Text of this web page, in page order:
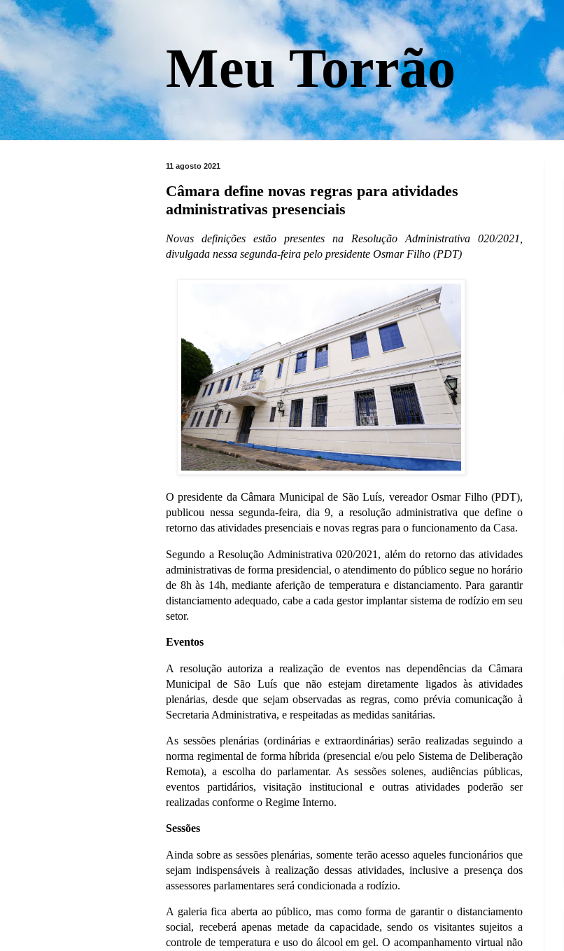
Meu Torrão
11 agosto 2021
Câmara define novas regras para atividades
administrativas presenciais
Novas definições estão presentes na Resolução Administrativa 020/2021,
divulgada nessa segunda-feira pelo presidente Osmar Filho (PDT)
O presidente da Câmara Municipal de São Luís, vereador Osmar Filho (PDT),
publicou nessa segunda-feira, dia 9, a resolução administrativa que define o
retorno das atividades presenciais e novas regras para o funcionamento da Casa.
Segundo a Resolução Administrativa 020/2021, além do retorno das atividades
administrativas de forma presidencial, o atendimento do público segue no horário
de 8h às 14h, mediante aferição de temperatura e distanciamento. Para garantir
distanciamento adequado, cabe a cada gestor implantar sistema de rodízio em seu
setor.
Eventos
A resolução autoriza a realização de eventos nas dependências da Câmara
Municipal de São Luís que não estejam diretamente ligados às atividades
plenárias, desde que sejam observadas as regras, como prévia comunicação à
Secretaria Administrativa, e respeitadas as medidas sanitárias.
As sessões plenárias (ordinárias e extraordinárias) serão realizadas seguindo a
norma regimental de forma híbrida (presencial e/ou pelo Sistema de Deliberação
Remota), a escolha do parlamentar. As sessões solenes, audiências públicas,
eventos partidários, visitação institucional e outras atividades poderão ser
realizadas conforme o Regime Interno.
Sessões
Ainda sobre as sessões plenárias, somente terão acesso aqueles funcionários que
sejam indispensáveis à realização dessas atividades, inclusive a presença dos
assessores parlamentares será condicionada a rodízio.
A galeria fica aberta ao público, mas como forma de garantir o distanciamento
social, receberá apenas metade da capacidade, sendo os visitantes sujeitos a
controle de temperatura e uso do álcool em gel. O acompanhamento virtual não